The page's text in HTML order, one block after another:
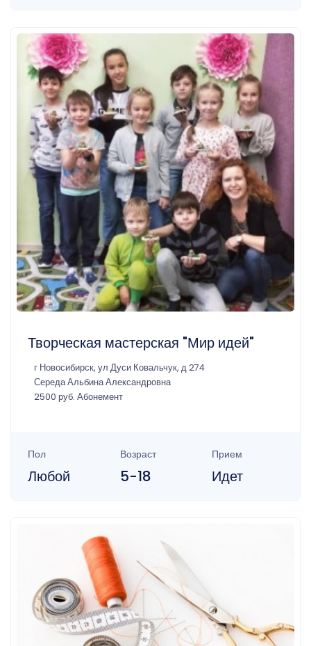
Творческая мастерская "Мир идей"
г Новосибирск, ул Дуси Ковальчук, д 274
Середа Альбина Александровна
2500 руб. Абонемент
Пол
Любой
Возраст
5-18
Прием
Идет